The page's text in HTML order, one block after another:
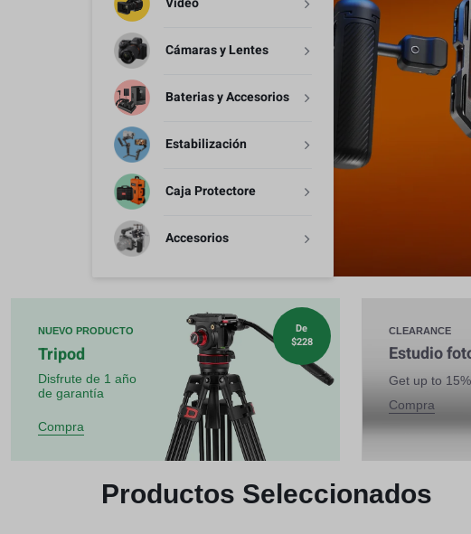
Cámaras y Lentes
Baterias y Accesorios
Estabilización
Caja Protectore
Accesorios
Estabilización
Caja Protectore
Accesorios
NUEVO PRODUCTO
Tripod
Disfrute de 1 año
de garantía
Compra
De
$228
CLEARANCE
Estudio
Get up to
Compra
Productos Seleccionados